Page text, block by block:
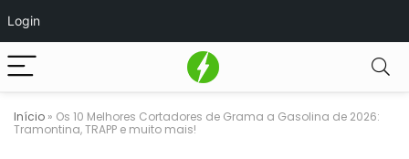
Login
Início » Os 10 Melhores Cortadores de Grama a Gasolina de 2026:
Tramontina, TRAPP e muito mais!